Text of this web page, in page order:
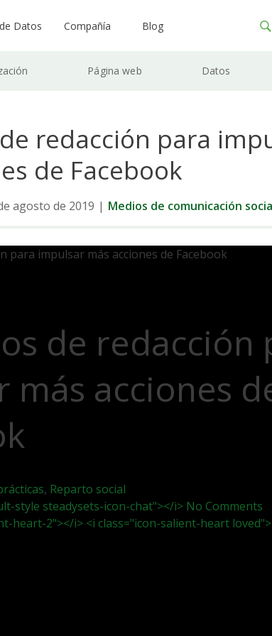
Datos Compañía Blog
Página web Datos
redacción para
de Facebook
agosto de 2019 | Medios de comunicación
de redacción
más acciones
, Reparto social
style steadysets-icon-chat"></i> No Comments
heart-2"></i> <i class="icon-salient-heart